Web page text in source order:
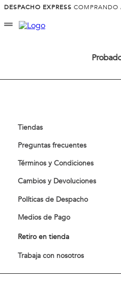
DESPACHO EXPRESS COMPRANDO
Tiendas
Preguntas frecuentes
Términos y Condiciones
Cambios y Devoluciones
Políticas de Despacho
Medios de Pago
Retiro en tienda
Trabaja con nosotros